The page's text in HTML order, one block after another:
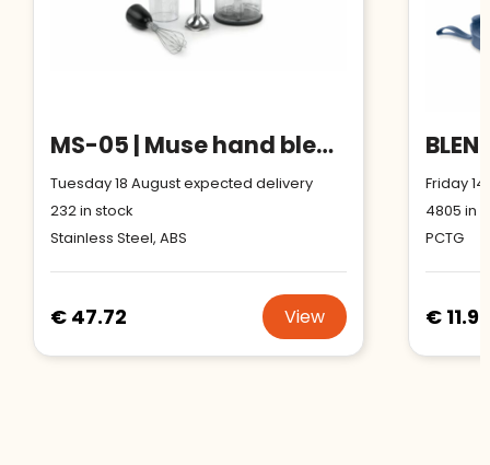
MS-05 | Muse hand blender 600 Watt
Tuesday 18 August expected delivery
232in stock
Stainless Steel, ABS
€ 47.72 View
Friday
4805 in
PCTG
€